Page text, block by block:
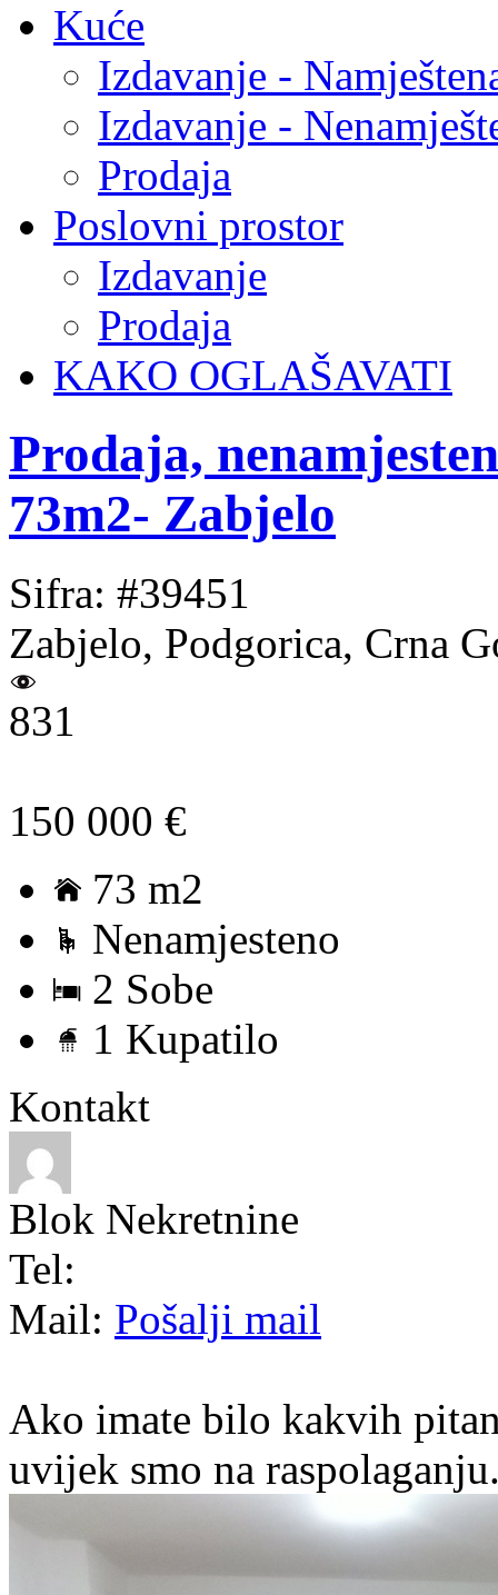
Kuće
Izdavanje -
Izdavanje -
Prodaja
Poslovni prostor
Izdavanje
Prodaja
KAKO OGLAŠAVATI
Prodaja,
73m2- Zabjelo
Sifra: #39451
Zabjelo, Podgorica, Crna
831
150 000 €
73 m2
Nenamjesteno
2 Sobe
1 Kupatilo
Kontakt
Blok Nekretnine
Tel:
Mail: Pošalji mail
Ako imate bilo kakvih
uvijek smo na